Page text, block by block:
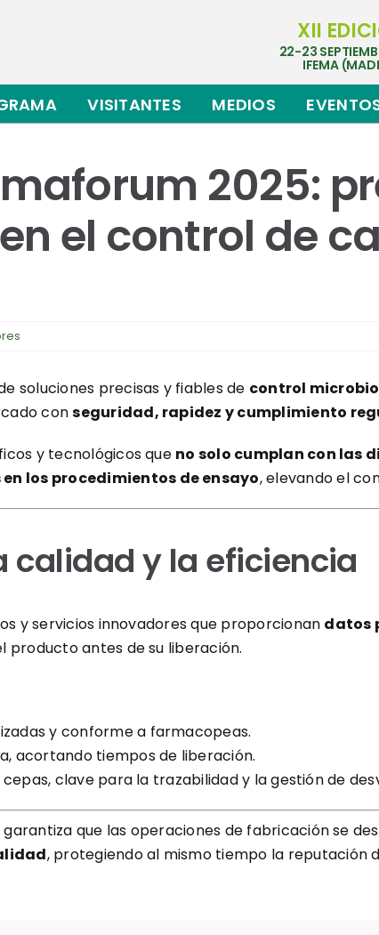
XII
22-23
IFEMA
VISITANTES MEDIOS
2025:
el control de
soluciones precisas y fiables de control
conseguridad, rapidez y cumplimiento
y tecnológicos que no solo cumplan con las
los procedimientos de ensayo, elevando el
calidad y la eficiencia
y servicios innovadores que proporcionan datos
producto antes de su liberación.
y conforme a farmacopeas.
acortando tiempos de liberación.
clave para la trazabilidad y la gestión de
que las operaciones de fabricación se
, protegiendo al mismo tiempo la reputación